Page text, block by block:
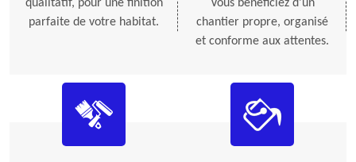
qualitatif, pour une finition
parfaite de votre habitat.
Vous bénéficiez d’un
chantier propre, organisé
et conforme aux attentes.